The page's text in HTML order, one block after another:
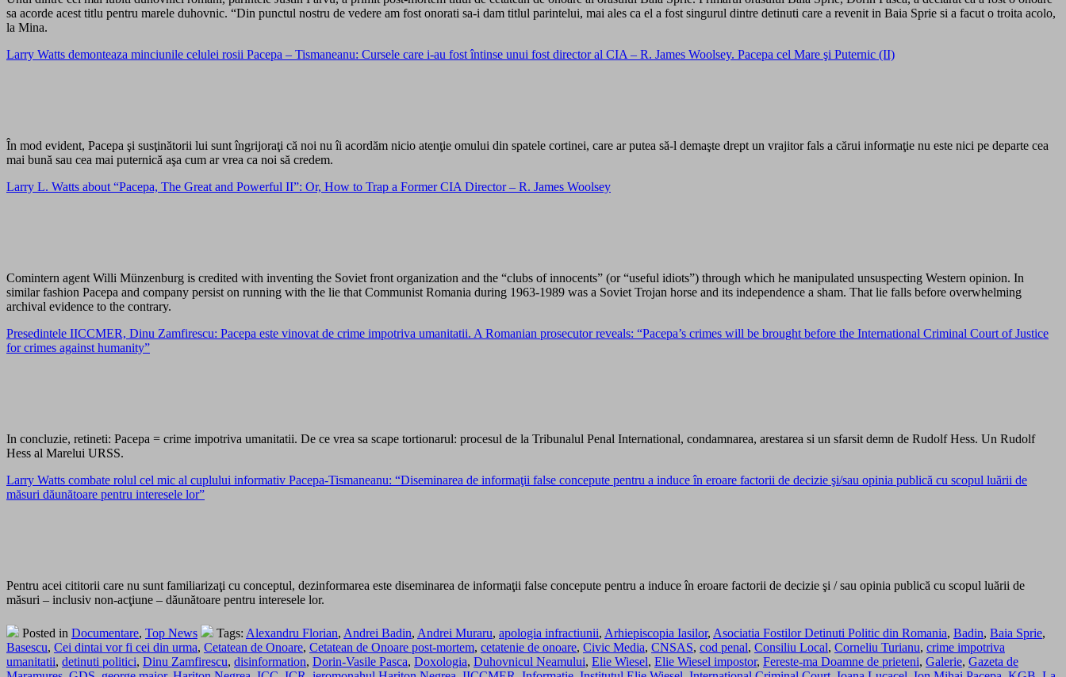
sa acorde acest titlu pentru marele duhovnic. “Din punctul nostru de vedere am fost onorati sa-i dam titlul parintelui, mai ales ca el a fost singurul dintre detinuti care a revenit in Baia Sprie si a facut o troita acolo,
la Mina.
Larry Watts demonteaza minciunile celulei rosii Pacepa – Tismaneanu: Cursele care i-au fost întinse unui fost director al CIA – R. James Woolsey. Pacepa cel Mare şi Puternic (II)
În mod evident, Pacepa şi susţinătorii lui sunt îngrijoraţi că noi nu îi acordăm nicio atenţie omului din spatele cortinei, care ar putea să-l demaşte drept un vrajitor fals a cărui informaţie nu este nici pe departe cea
mai bună sau cea mai puternică aşa cum ar vrea ca noi să credem.
Larry L. Watts about “Pacepa, The Great and Powerful II”: Or, How to Trap a Former CIA Director – R. James Woolsey
Comintern agent Willi Münzenburg is credited with inventing the Soviet front organization and the “clubs of innocents” (or “useful idiots”) through which he manipulated unsuspecting Western opinion. In
similar fashion Pacepa and company persist on running with the lie that Communist Romania during 1963-1989 was a Soviet Trojan horse and its independence a sham. That lie falls before overwhelming
archival evidence to the contrary.
Presedintele IICCMER, Dinu Zamfirescu: Pacepa este vinovat de crime impotriva umanitatii. A Romanian prosecutor reveals: “Pacepa’s crimes will be brought before the International Criminal Court of Justice
for crimes against humanity”
In concluzie, retineti: Pacepa = crime impotriva umanitatii. De ce vrea sa scape tortionarul: procesul de la Tribunalul Penal International, condamnarea, arestarea si un sfarsit demn de Rudolf Hess. Un Rudolf
Hess al Marelui URSS.
Larry Watts combate rolul cel mic al cuplului informativ Pacepa-Tismaneanu: “Diseminarea de informaţii false concepute pentru a induce în eroare factorii de decizie şi/sau opinia publică cu scopul luării de
măsuri dăunătoare pentru interesele lor”
Pentru acei cititorii care nu sunt familiarizaţi cu conceptul, dezinformarea este diseminarea de informaţii false concepute pentru a induce în eroare factorii de decizie şi / sau opinia publică cu scopul luării de
măsuri – inclusiv non-acţiune – dăunătoare pentru interesele lor.
Posted in Documentare, Top News Tags: Alexandru Florian, Andrei Badin, Andrei Muraru, apologia infractiunii, Arhiepiscopia Iasilor, Asociatia Fostilor Detinuti Politic din Romania, Badin, Baia Sprie,
Basescu, Cei dintai vor fi cei din urma, Cetatean de Onoare, Cetatean de Onoare post-mortem, cetatenie de onoare, Civic Media, CNSAS, cod penal, Consiliu Local, Corneliu Turianu, crime impotriva
umanitatii, detinuti politici, Dinu Zamfirescu, disinformation, Dorin-Vasile Pasca, Doxologia, Duhovnicul Neamului, Elie Wiesel, Elie Wiesel impostor, Fereste-ma Doamne de prieteni, Galerie, Gazeta de